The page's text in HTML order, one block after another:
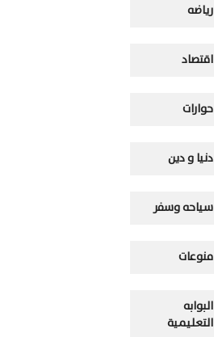
رياضه
اقتصاد
حوارات
دنيا و دين
سياحه وسفر
منوعات
البوابه
التعليمية